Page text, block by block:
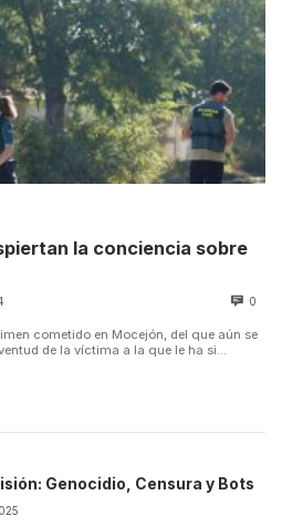
la conciencia sobre
0
cometido en Mocejón, del que aún se
de la víctima a la que le ha si...
Genocidio, Censura y Bots